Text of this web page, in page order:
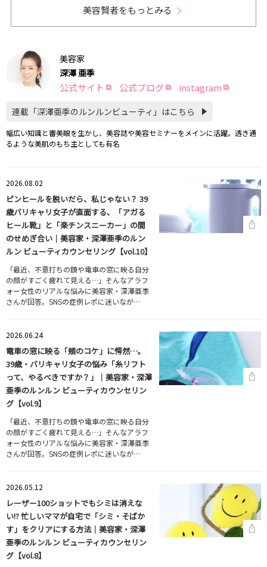
美容賢者をもっとみる
美容家
深澤 亜季
公式サイト 公式ブログ instagram
連載「深澤亜季のルンルンビューティ」はこちら
幅広い知識と審美眼を生かし、美容誌や美容セミナーをメインに活躍。透き通
るような美肌のもち主としても有名
2026.08.02
ピンヒールを脱いだら、私じゃない？ 39
歳バリキャリ女子が直面する、「アガる
ヒール靴」と「楽チンスニーカー」の間
のせめぎ合い｜美容家・深澤亜季のルン
ルン ビューティカウンセリング【vol.10】
「最近、不意打ちの鏡や電車の窓に映る自分
の顔がすごく疲れて見える…」そんなアラフ
ォー女性のリアルな悩みに美容家・深澤亜季
さんが回答。SNSの症例レポに迷いなが…
2026.06.24
電車の窓に映る「頬のコケ」に愕然…。
39歳・バリキャリ女子の悩み「糸リフト
って、やるべきですか？」｜美容家・深澤
亜季のルンルン ビューティカウンセリン
グ【vol.9】
「最近、不意打ちの鏡や電車の窓に映る自分
の顔がすごく疲れて見える…」そんなアラフ
ォー女性のリアルな悩みに美容家・深澤亜季
さんが回答。SNSの症例レポに迷いなが…
2026.05.12
レーザー100ショットでもシミは消えな
い!? 忙しいママが自宅で「シミ・そばか
す」をクリアにする方法｜美容家・深澤
亜季のルンルン ビューティカウンセリン
グ【vol.8】